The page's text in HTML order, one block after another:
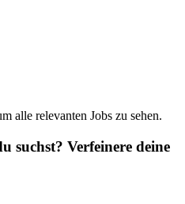
alle relevanten Jobs zu sehen.
suchst? Verfeinere deine